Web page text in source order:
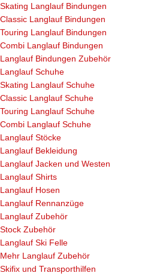
Skating Langlauf Bindungen
Classic Langlauf Bindungen
Touring Langlauf Bindungen
Combi Langlauf Bindungen
Langlauf Bindungen Zubehör
Langlauf Schuhe
Skating Langlauf Schuhe
Classic Langlauf Schuhe
Touring Langlauf Schuhe
Combi Langlauf Schuhe
Langlauf Stöcke
Langlauf Bekleidung
Langlauf Jacken und Westen
Langlauf Shirts
Langlauf Hosen
Langlauf Rennanzüge
Langlauf Zubehör
Stock Zubehör
Langlauf Ski Felle
Mehr Langlauf Zubehör
Skifix und Transporthilfen